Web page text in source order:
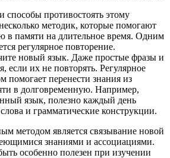
способы противостоять этому
методик, которые помогают
в памяти на длительное время. Одним
регулярное повторение.
новый язык. Даже простые фразы и
если их не повторять. Регулярное
помогает перенести знания из
в долговременную. Например,
язык, полезно каждый день
и грамматические конструкции.
методом является связывание новой
знаниями и ассоциациями.
особенно полезен при изучении